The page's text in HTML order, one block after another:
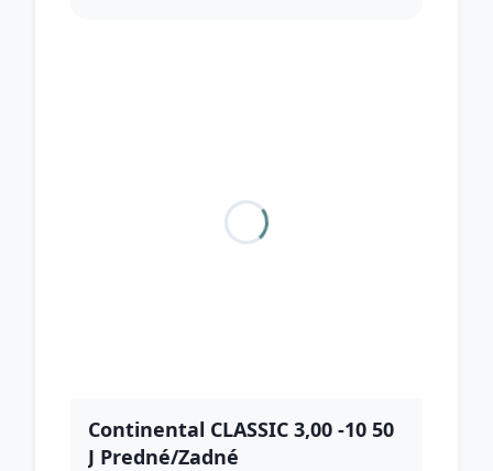
Continental CLASSIC 3,00 -10 50
J Predné/Zadné